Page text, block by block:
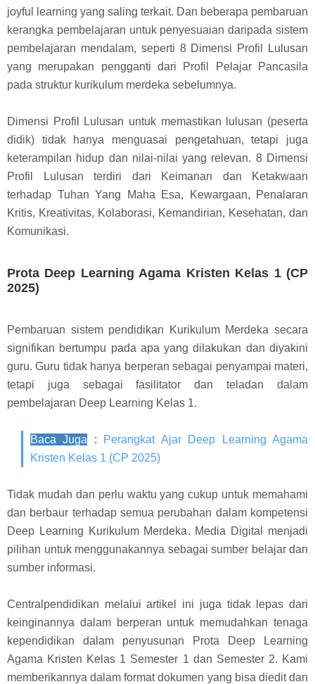
joyful learning yang saling terkait. Dan beberapa pembaruan
kerangka pembelajaran untuk penyesuaian daripada sistem
pembelajaran mendalam, seperti 8 Dimensi Profil Lulusan
yang merupakan pengganti dari Profil Pelajar Pancasila
pada struktur kurikulum merdeka sebelumnya.
Dimensi Profil Lulusan untuk memastikan lulusan (peserta
didik) tidak hanya menguasai pengetahuan, tetapi juga
keterampilan hidup dan nilai-nilai yang relevan. 8 Dimensi
Profil Lulusan terdiri dari Keimanan dan Ketakwaan
terhadap Tuhan Yang Maha Esa, Kewargaan, Penalaran
Kritis, Kreativitas, Kolaborasi, Kemandirian, Kesehatan, dan
Komunikasi.
Prota Deep Learning Agama Kristen Kelas 1 (CP
2025)
Pembaruan sistem pendidikan Kurikulum Merdeka secara
signifikan bertumpu pada apa yang dilakukan dan diyakini
guru. Guru tidak hanya berperan sebagai penyampai materi,
tetapi juga sebagai fasilitator dan teladan dalam
pembelajaran Deep Learning Kelas 1.
Baca Juga :
Perangkat Ajar Deep Learning Agama
Kristen Kelas 1 (CP 2025)
Tidak mudah dan perlu waktu yang cukup untuk memahami
dan berbaur terhadap semua perubahan dalam kompetensi
Deep Learning Kurikulum Merdeka. Media Digital menjadi
pilihan untuk menggunakannya sebagai sumber belajar dan
sumber informasi.
Centralpendidikan melalui artikel ini juga tidak lepas dari
keinginannya dalam berperan untuk memudahkan tenaga
kependidikan dalam penyusunan Prota Deep Learning
Agama Kristen Kelas 1 Semester 1 dan Semester 2. Kami
memberikannya dalam format dokumen yang bisa diedit dan